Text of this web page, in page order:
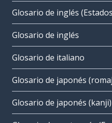
Glosario de inglés
Glosario de inglés
Glosario de italiano
Glosario de japonés
Glosario de japonés (kanji)